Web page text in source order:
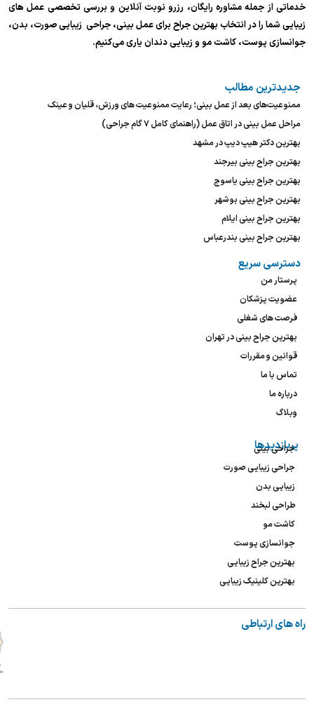
خدماتی از جمله مشاوره رایگان، رزرو نوبت آنلاین و بررسی تخصصی عمل های
زیبایی شما را در انتخاب بهترین جراح برای عمل بینی، جراحی زیبایی صورت، بدن،
جوانسازی پوست، کاشت مو و زیبایی دندان یاری می‌کنیم.
جدیدترین مطالب
ممنوعیت‌های بعد از عمل بینی؛ رعایت ممنوعیت های ورزش، قلیان و عینک
مراحل عمل بینی در اتاق عمل (راهنمای کامل ۷ گام جراحی)
بهترین دکتر هیپ دیپ در مشهد
بهترین جراح بینی بیرجند
بهترین جراح بینی یاسوج
بهترین جراح بینی بوشهر
بهترین جراح بینی ایلام
بهترین جراح بینی بندرعباس
دسترسی سریع
پرستار من
عضویت پزشکان
فرصت های شغلی
بهترین جراح بینی در تهران
قوانین و مقررات
تماس با ما
درباره ما
وبلاگ
پربازدیدها
جراحی بینی
جراحی زیبایی صورت
زیبایی بدن
طراحی لبخند
کاشت مو
جوانسازی پوست
بهترین جراح زیبایی
بهترین کلینیک زیبایی
راه های ارتباطی